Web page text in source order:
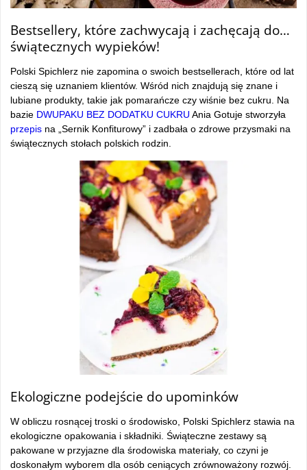
Bestsellery, które zachwycają i zachęcają do…
świątecznych wypieków!
Polski Spichlerz nie zapomina o swoich bestsellerach, które od lat
cieszą się uznaniem klientów. Wśród nich znajdują się znane i
lubiane produkty, takie jak pomarańcze czy wiśnie bez cukru. Na
bazie DWUPAKU BEZ DODATKU CUKRU Ania Gotuje stworzyła
przepis na „Sernik Konfiturowy” i zadbała o zdrowe przysmaki na
świątecznych stołach polskich rodzin.
Ekologiczne podejście do upominków
W obliczu rosnącej troski o środowisko, Polski Spichlerz stawia na
ekologiczne opakowania i składniki. Świąteczne zestawy są
pakowane w przyjazne dla środowiska materiały, co czyni je
doskonałym wyborem dla osób ceniących zrównoważony rozwój.